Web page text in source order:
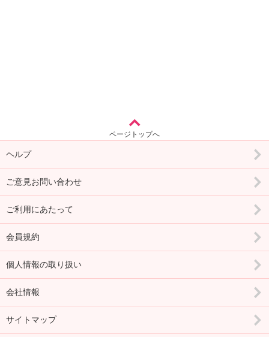
ページトップへ
ヘルプ
ご意見お問い合わせ
ご利用にあたって
会員規約
個人情報の取り扱い
会社情報
サイトマップ